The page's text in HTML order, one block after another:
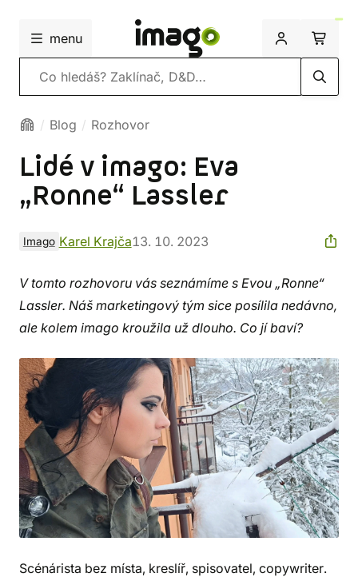
menu
Vyhledávání
Blog Rozhovor
Lidé v imago: Eva
„Ronne“ Lassler
Imago Karel Krajča13. 10. 2023
V tomto rozhovoru vás seznámíme s Evou „Ronne“
Lassler. Náš marketingový tým sice posílila nedávno,
ale kolem imago kroužila už dlouho. Co jí baví?
Scénárista bez místa, kreslíř, spisovatel, copywriter.